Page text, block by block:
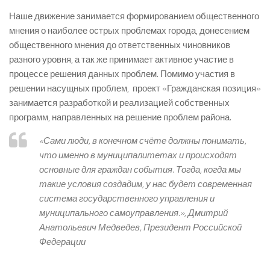
Наше движение занимается формированием общественного
мнения о наиболее острых проблемах города, донесением
общественного мнения до ответственных чиновников
разного уровня, а так же принимает активное участие в
процессе решения данных проблем. Помимо участия в
решении насущных проблем, проект «Гражданская позиция»
занимается разработкой и реализацией собственных
программ, направленных на решение проблем района.
«Сами люди, в конечном счёте должны понимать,
что именно в муниципалитетах и происходят
основные для граждан события. Тогда, когда мы
такие условия создадим, у нас будет современная
система государственного управления и
муниципального самоуправления.», Дмитрий
Анатольевич Медведев, Президент Российской
Федерации